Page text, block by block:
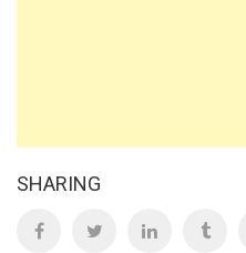
SHARING